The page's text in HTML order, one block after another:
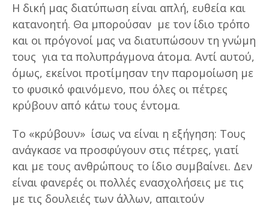
Η δική μας διατύπωση είναι απλή, ευθεία και
κατανοητή. Θα μπορούσαν με τον ίδιο τρόπο
και οι πρόγονοί μας να διατυπώσουν τη γνώμη
τους για τα πολυπράγμονα άτομα. Αντί αυτού,
όμως, εκείνοι προτίμησαν την παρομοίωση με
το φυσικό φαινόμενο, που όλες οι πέτρες
κρύβουν από κάτω τους έντομα.
Το «κρύβουν» ίσως να είναι η εξήγηση: Τους
ανάγκασε να προσφύγουν στις πέτρες, γιατί
και με τους ανθρώπους το ίδιο συμβαίνει. Δεν
είναι φανερές οι πολλές ενασχολήσεις με τις
με τις δουλειές των άλλων, απαιτούν